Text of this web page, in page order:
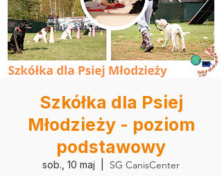
Szkółka dla Psiej
Młodzieży - poziom
podstawowy
sob., 10 maj
SG CanisCenter